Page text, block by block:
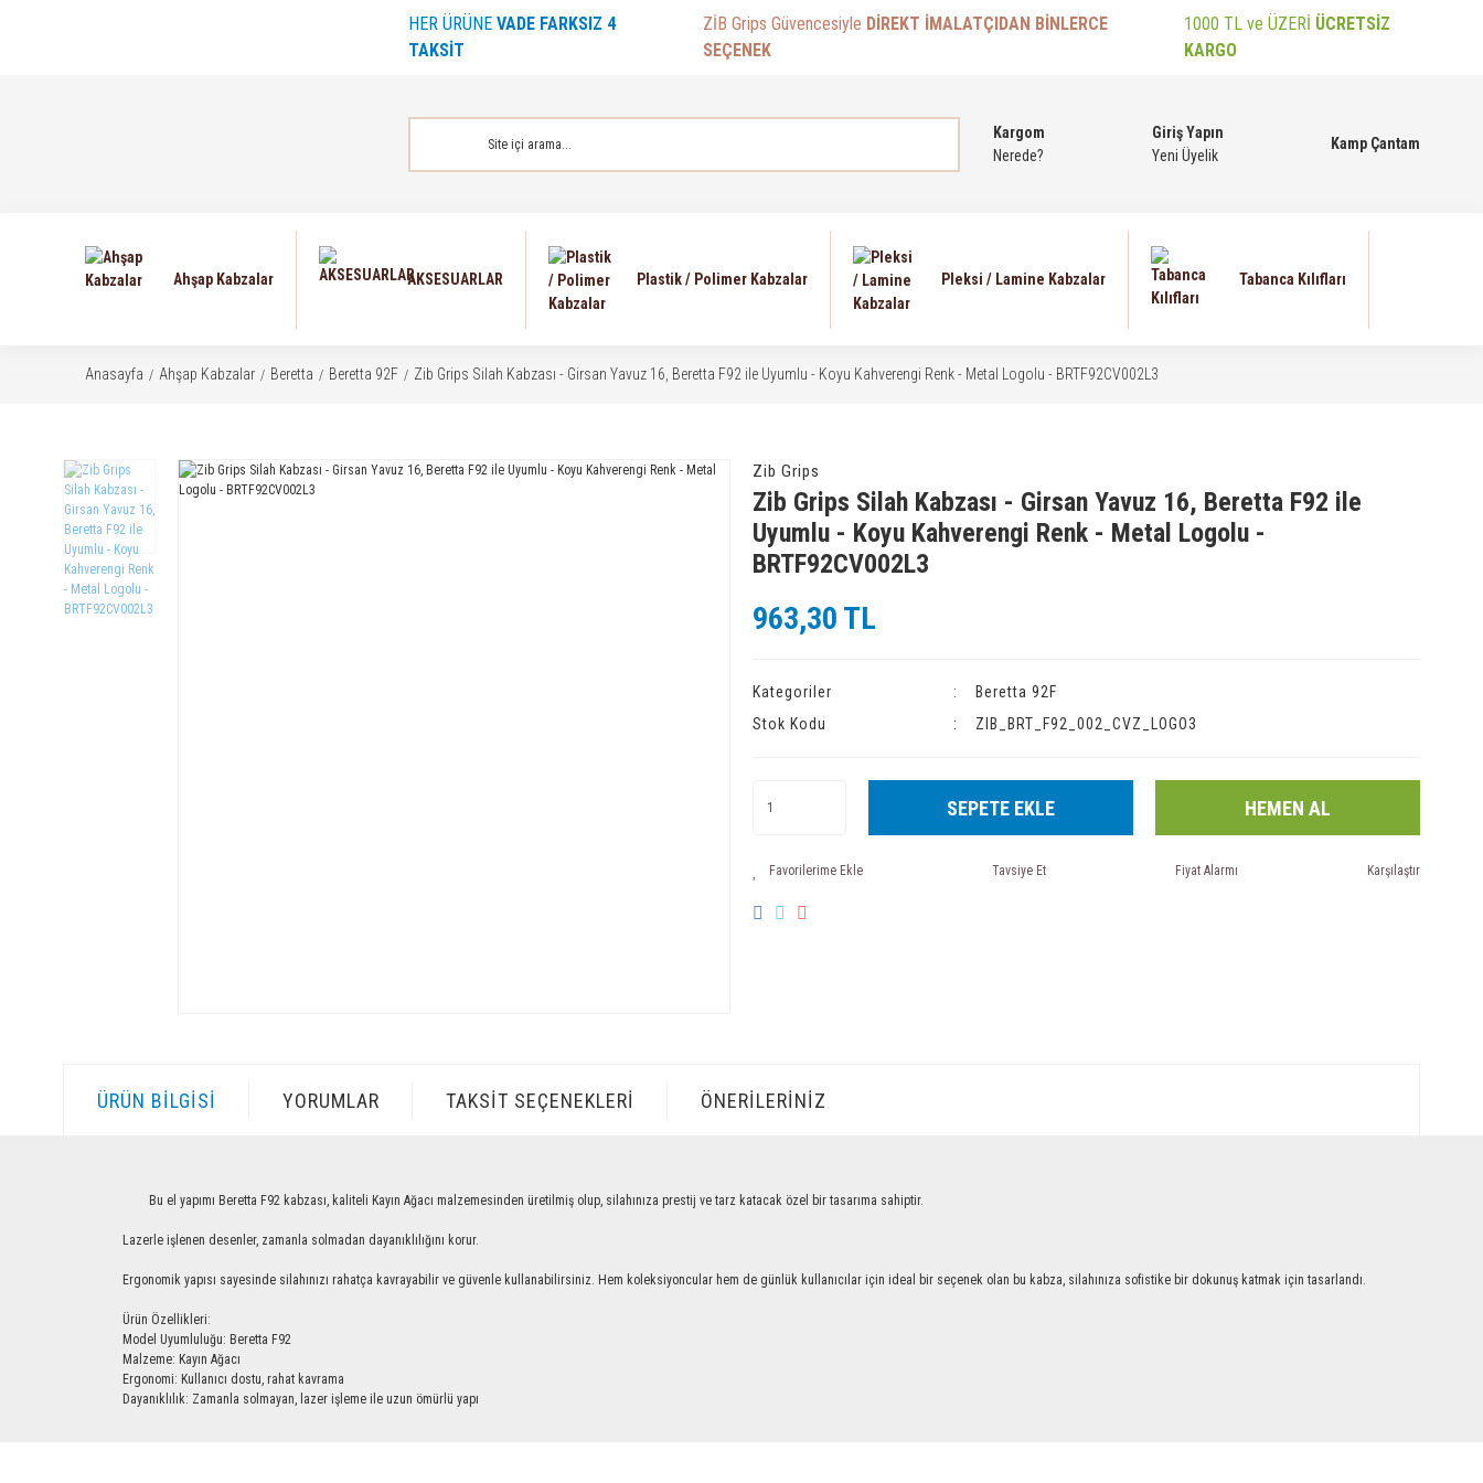
HER ÜRÜNE VADE FARKSIZ 4
TAKSİT
ZİB Grips Güvencesiyle DİREKT İMALATÇIDAN BİNLERCE
SEÇENEK
1000 TL ve ÜZERİ ÜCRETSİZ
KARGO
Kargom
Nerede?
Giriş Yapın
Yeni Üyelik
Kamp Çantam
Ahşap Kabzalar AKSESUARLAR Plastik / Polimer Kabzalar Pleksi / Lamine Kabzalar Tabanca Kılıfları
Anasayfa Ahşap Kabzalar Beretta Beretta 92F Zib Grips Silah Kabzası - Girsan Yavuz 16, Beretta F92 ile Uyumlu - Koyu Kahverengi Renk - Metal Logolu - BRTF92CV002L3
Zib Grips
Zib Grips Silah Kabzası - Girsan Yavuz 16, Beretta F92 ile
Uyumlu - Koyu Kahverengi Renk - Metal Logolu -
BRTF92CV002L3
963,30 TL
Kategoriler
Beretta 92F
Stok Kodu
ZIB_BRT_F92_002_CVZ_LOGO3
SEPETE EKLE HEMEN AL
Tavsiye Et Fiyat Alarmı Karşılaştır
ÜRÜN BILGISI YORUMLAR TAKSIT SEÇENEKLERI ÖNERILERINIZ
Bu el yapımı Beretta F92 kabzası, kaliteli Kayın Ağacı malzemesinden üretilmiş olup, silahınıza prestij ve tarz katacak özel bir tasarıma sahiptir.
Lazerle işlenen desenler, zamanla solmadan dayanıklılığını korur.
Ergonomik yapısı sayesinde silahınızı rahatça kavrayabilir ve güvenle kullanabilirsiniz. Hem koleksiyoncular hem de günlük kullanıcılar için ideal bir seçenek olan bu kabza, silahınıza sofistike bir dokunuş katmak için tasarlandı.
Ürün Özellikleri:
Model Uyumluluğu: Beretta F92
Malzeme: Kayın Ağacı
Ergonomi: Kullanıcı dostu, rahat kavrama
Dayanıklılık: Zamanla solmayan, lazer işleme ile uzun ömürlü yapı